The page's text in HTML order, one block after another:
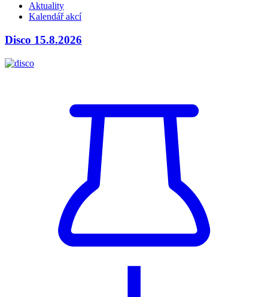
Aktuality
Kalendář akcí
Disco 15.8.2026